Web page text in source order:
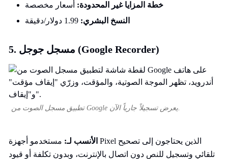
خطة المزايا غير المحدودة: أسعار مخصصة
النسخ البشري: 1.99 دولار/دقيقة
5. مسجل جوجل (Google Recorder)
تطبيق مسجل الصوت من Google يعرض تسجيلاً جارياً الآن.
الأنسب لـ: مستخدمو أجهزة Pixel الذين يحتاجون إلى تصحيح
تلقائي وتسجيل للنص دون اتصال بالإنترنت، وبدون تكلفة أو قيود